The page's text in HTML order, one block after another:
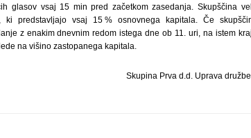
Skupina Prva d.d. Uprava družbe